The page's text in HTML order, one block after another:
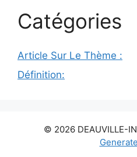
Catégories
Article Sur Le Thème :
Définition:
© 2026 DEAUVILLE-